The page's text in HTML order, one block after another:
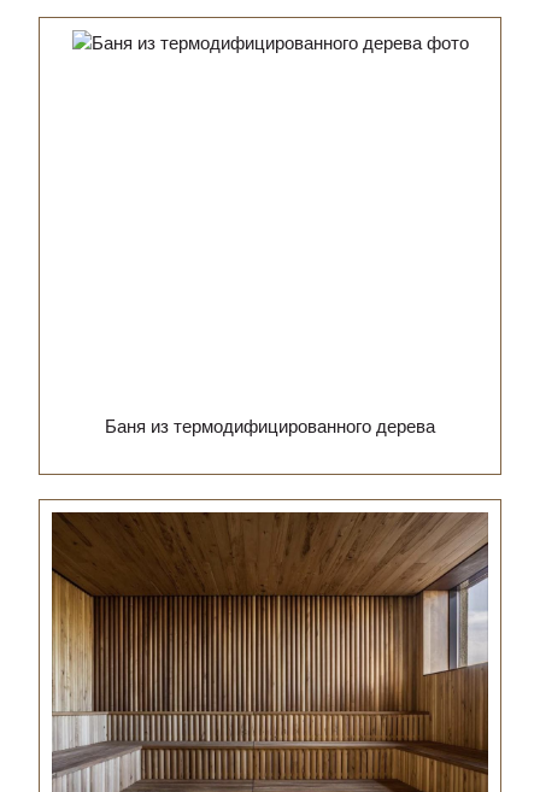
Баня из термодифицированного дерева